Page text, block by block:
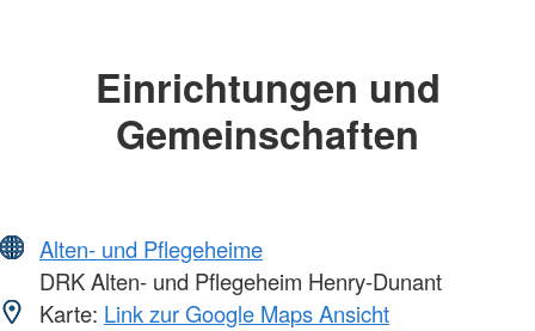
Einrichtungen und
Gemeinschaften
Alten- und Pflegeheime
DRK Alten- und Pflegeheim Henry-Dunant
Karte: Link zur Google Maps Ansicht